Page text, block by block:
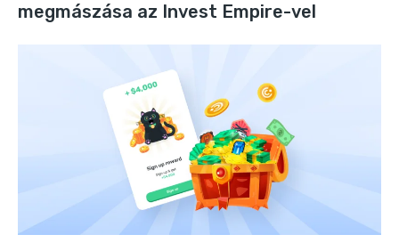
megmászása az Invest Empire-vel